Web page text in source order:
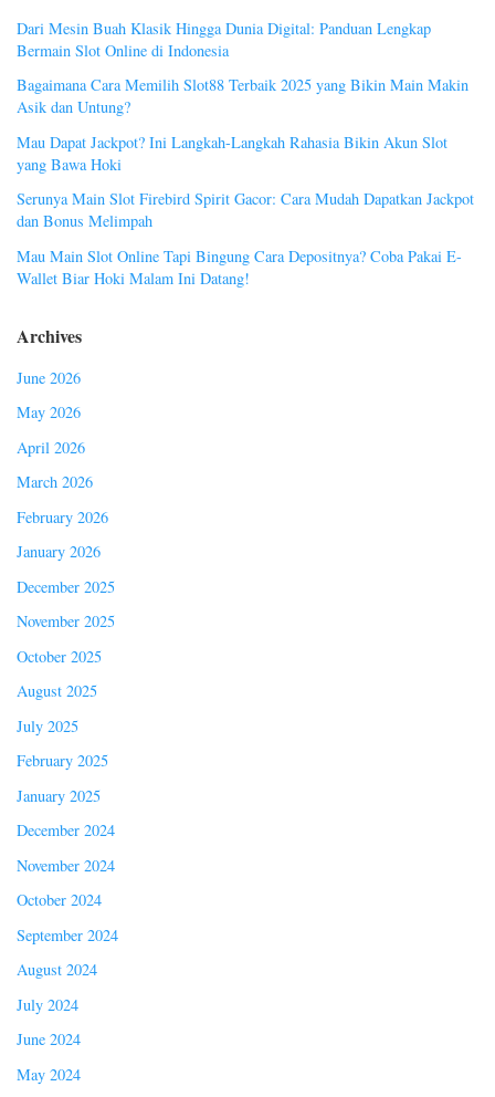
Dari Mesin Buah Klasik Hingga Dunia Digital: Panduan Lengkap
Bermain Slot Online di Indonesia
Bagaimana Cara Memilih Slot88 Terbaik 2025 yang Bikin Main Makin
Asik dan Untung?
Mau Dapat Jackpot? Ini Langkah-Langkah Rahasia Bikin Akun Slot
yang Bawa Hoki
Serunya Main Slot Firebird Spirit Gacor: Cara Mudah Dapatkan Jackpot
dan Bonus Melimpah
Mau Main Slot Online Tapi Bingung Cara Depositnya? Coba Pakai E-
Wallet Biar Hoki Malam Ini Datang!
Archives
June 2026
May 2026
April 2026
March 2026
February 2026
January 2026
December 2025
November 2025
October 2025
August 2025
July 2025
February 2025
January 2025
December 2024
November 2024
October 2024
September 2024
August 2024
July 2024
June 2024
May 2024